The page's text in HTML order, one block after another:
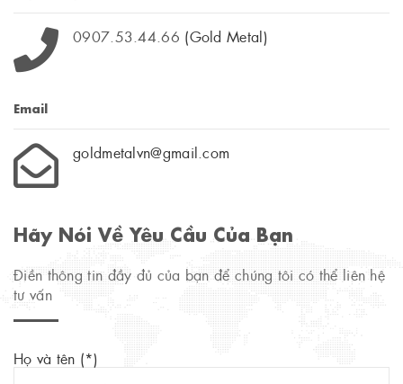
0907.53.44.66 (Gold Metal)
Email
goldmetalvn@gmail.com
Hãy Nói Về Yêu Cầu Của Bạn
Điền thông tin đầy đủ của bạn để chúng tôi có thể liên hệ
tư vấn
Họ và tên (*)